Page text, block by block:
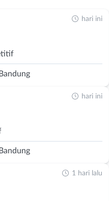
hari ini
hari ini
1 hari lalu